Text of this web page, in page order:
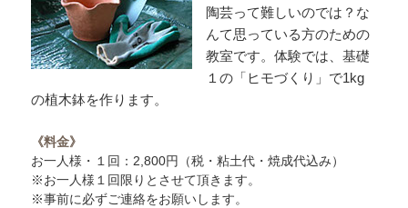
陶芸って難しいのでは？な
んて思っている方のための
教室です。体験では、基礎
１の「ヒモづくり」で1kg
の植木鉢を作ります。
《料金》
お一人様・１回：2,800円（税・粘土代・焼成代込み）
※お一人様１回限りとさせて頂きます。
※事前に必ずご連絡をお願いします。